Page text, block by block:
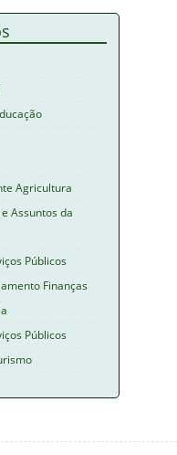
Agricultura
Assuntos da
Públicos
Finanças
Públicos